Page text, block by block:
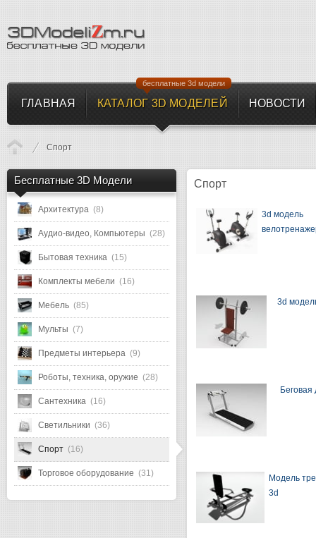
ГЛАВНАЯ КАТАЛОГ 3D МОДЕЛЕЙ
бесплатные 3d модели
НОВОСТИ
Спорт
Бесплатные 3D Модели
Архитектура (8)
Аудио-видео, Компьютеры (28)
Бытовая техника (15)
Комплекты мебели (16)
Мебель (85)
Мульты (7)
Предметы интерьера (9)
Роботы, техника, оружие (28)
Сантехника (16)
Светильники (36)
Спорт (16)
Торговое оборудование (31)
Спорт
3d модель
3d
Беговая
Модель
3d